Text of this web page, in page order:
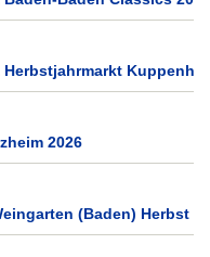
2026
(Baden) Herbst